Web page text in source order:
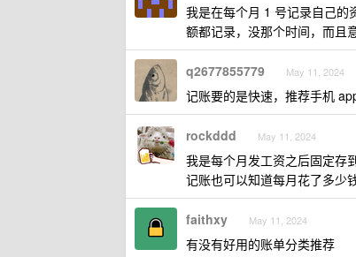
我是在每个月 1 号记录自己的
额都记录，没那个时间，而且
q2677855779 May 11, 2024
记账要的是快速，推荐手机
rockddd May 11, 2024
我是每个月发工资之后固定存
记账也可以知道每月花了多少
faithxy May 11, 2024
有没有好用的账单分类推荐